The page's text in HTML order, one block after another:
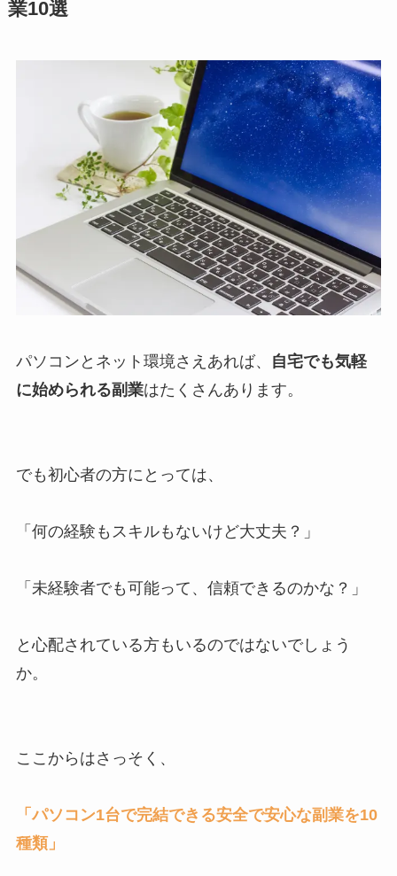
業10選
パソコンとネット環境さえあれば、
自宅でも気軽
に始められる副業はたくさんあります。
でも初心者の方にとっては、
「何の経験もスキルもないけど大丈夫？」
「未経験者でも可能って、信頼できるのかな？」
と心配されている方もいるのではないでしょう
か。
ここからはさっそく、
「パソコン1台で完結できる安全で安心な副業を10
種類」